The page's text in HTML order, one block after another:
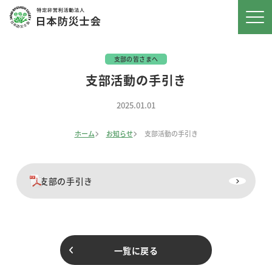
支部の皆さまへ
支部活動の手引き
2025.01.01
ホーム お知らせ 支部活動の手引き
支部の手引き
一覧に戻る